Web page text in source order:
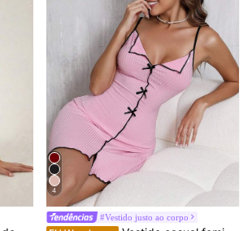
4
#Vestido justo ao corpo